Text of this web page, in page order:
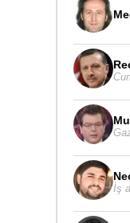
İş